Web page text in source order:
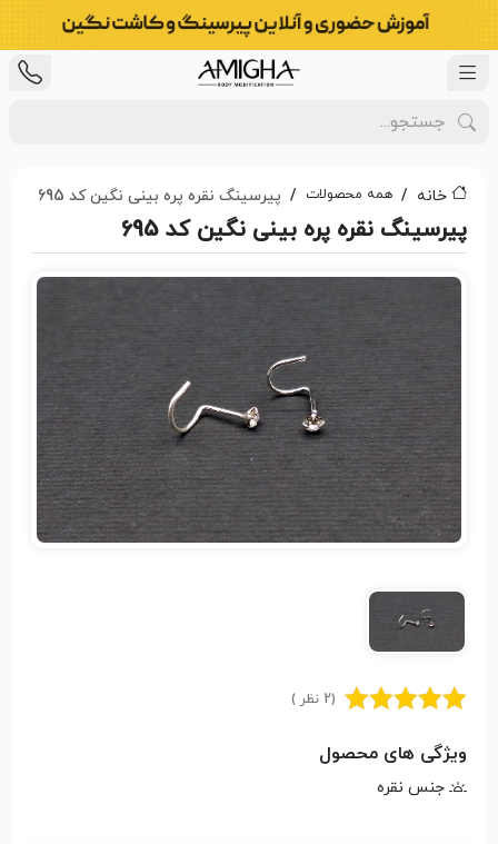
خانه همه محصولات پیرسینگ نقره پره بینی نگین کد 695
پیرسینگ نقره پره بینی نگین کد 695
(2 نظر )
ویژگی های محصول
جنس نقره